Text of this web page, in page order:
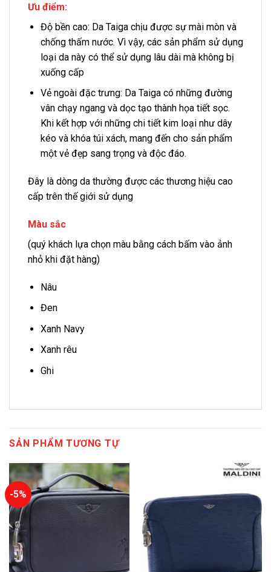
Ưu điểm:
Độ bền cao: Da Taiga chịu được sự mài mòn và
chống thấm nước. Vì vậy, các sản phẩm sử dụng
loại da này có thể sử dụng lâu dài mà không bị
xuống cấp
Vẻ ngoài đặc trưng: Da Taiga có những đường
vân chạy ngang và dọc tạo thành họa tiết sọc.
Khi kết hợp với những chi tiết kim loại như dây
kéo và khóa túi xách, mang đến cho sản phẩm
một vẻ đẹp sang trọng và độc đáo.
Đây là dòng da thường được các thương hiệu cao
cấp trên thế giới sử dụng
Màu sắc
(quý khách lựa chọn màu bằng cách bấm vào ảnh
nhỏ khi đặt hàng)
Nâu
Đen
Xanh Navy
Xanh rêu
Ghi
SẢN PHẨM TƯƠNG TỰ
-5%